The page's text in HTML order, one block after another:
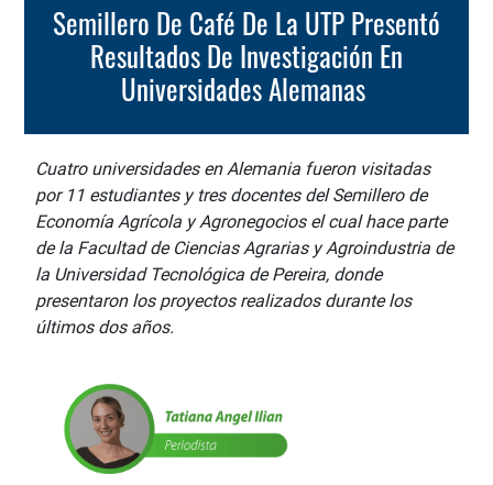
Semillero De Café De La UTP Presentó
Resultados De Investigación En
Universidades Alemanas
Cuatro universidades en Alemania fueron visitadas
por 11 estudiantes y tres docentes del Semillero de
Economía Agrícola y Agronegocios el cual hace parte
de la Facultad de Ciencias Agrarias y Agroindustria de
la Universidad Tecnológica de Pereira, donde
presentaron los proyectos realizados durante los
últimos dos años.